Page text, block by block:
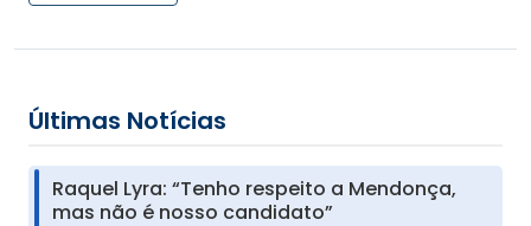
Últimas Notícias
Raquel Lyra: “Tenho respeito a Mendonça,
mas não é nosso candidato”